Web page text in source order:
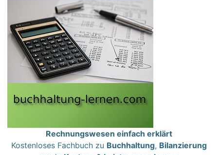
Rechnungswesen einfach erklärt
Kostenloses Fachbuch zu Buchhaltung, Bilanzierung